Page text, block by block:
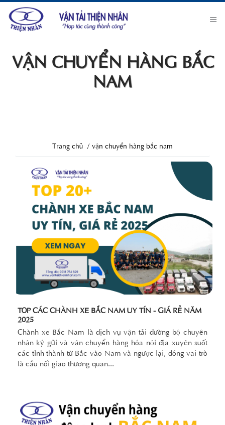
VẬN CHUYỂN HÀNG BẮC
NAM
Trang chủ vận chuyển hàng bắc nam
TOP CÁC CHÀNH XE BẮC NAM UY TÍN - GIÁ RẺ NĂM
2025
Chành xe Bắc Nam là dịch vụ vận tải đường bộ chuyên
nhận ký gửi và vận chuyển hàng hóa nội địa xuyên suốt
các tỉnh thành từ Bắc vào Nam và ngược lại, đóng vai trò
là cầu nối giao thương quan...